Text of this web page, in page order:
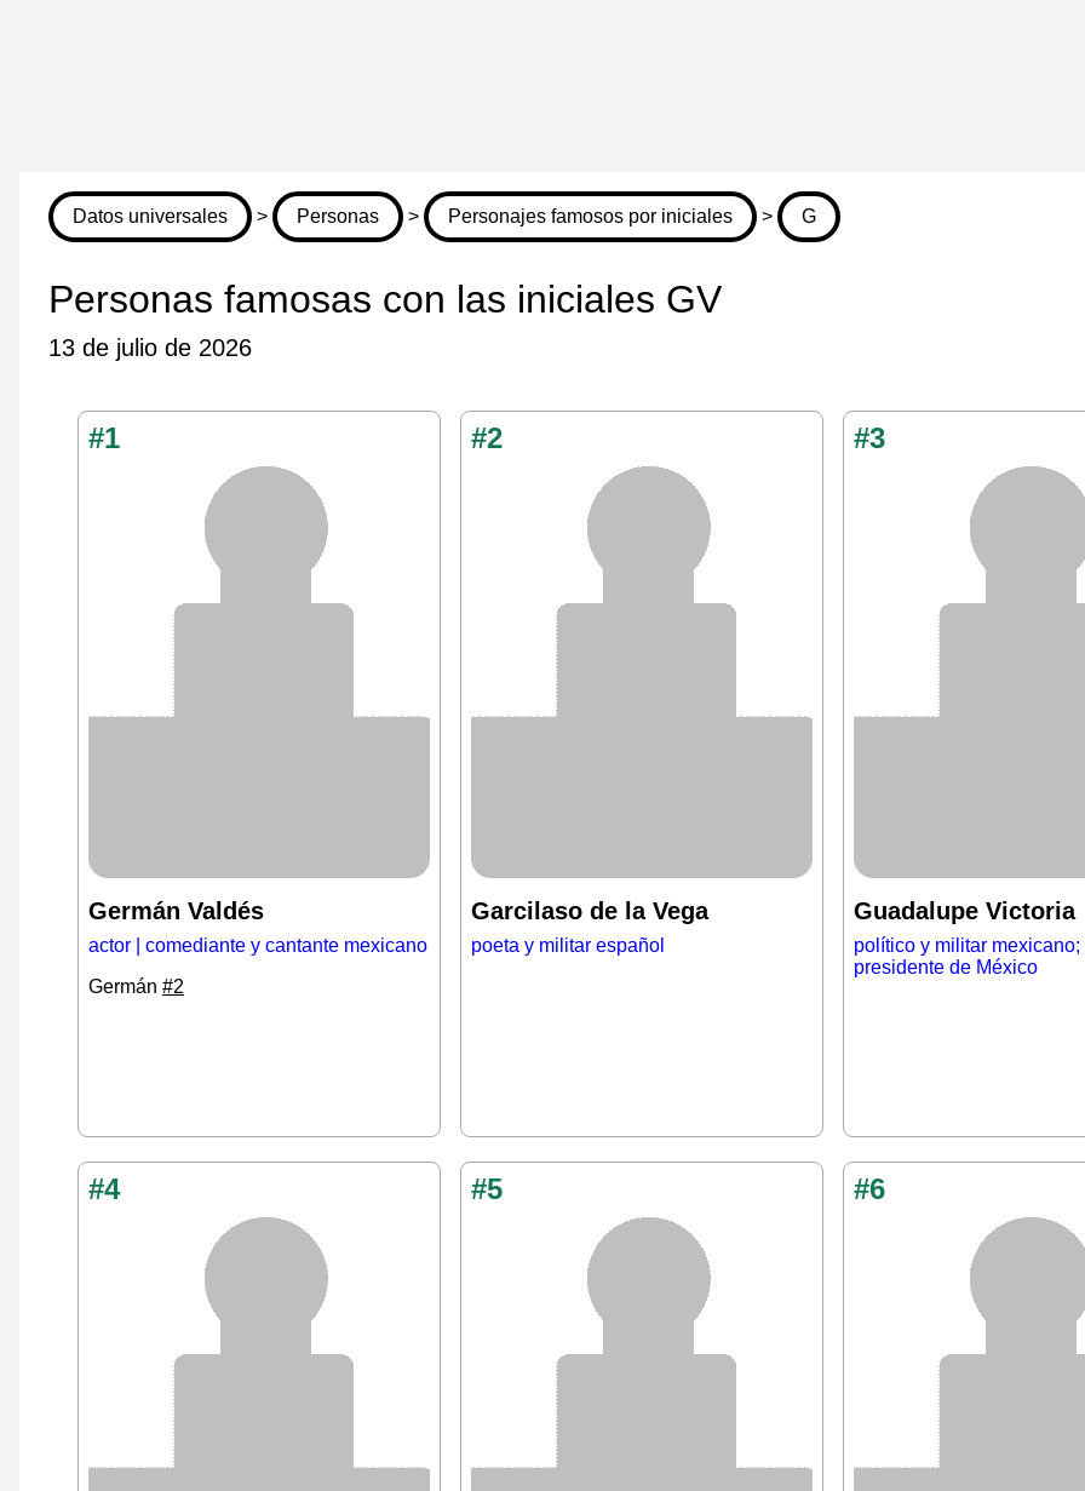
Datos universales > Personas > Personajes famosos por iniciales > G
Personas famosas con las iniciales GV
13 de julio de 2026
#1
Germán Valdés
actor | comediante y cantante mexicano
Germán #2
#2
Garcilaso de la Vega
poeta y militar español
#3
Guadalupe Victoria
político y militar mexicano;
presidente de México
#4 #5 #6